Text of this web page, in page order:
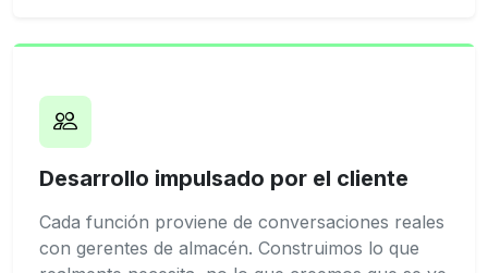
Desarrollo impulsado por el cliente
Cada función proviene de conversaciones reales
con gerentes de almacén. Construimos lo que